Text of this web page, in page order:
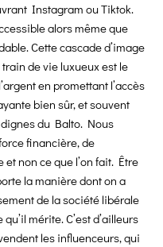
Instagram ou Tiktok.
alors même que
Cette cascade d’image
de vie luxueux est le
en promettant l’accès
bien sûr, et souvent
du Balto. Nous
financière, de
non ce que l’on fait. Être
la manière dont on a
de la société libérale
mérite. C’est d’ailleurs
les influenceurs, qui